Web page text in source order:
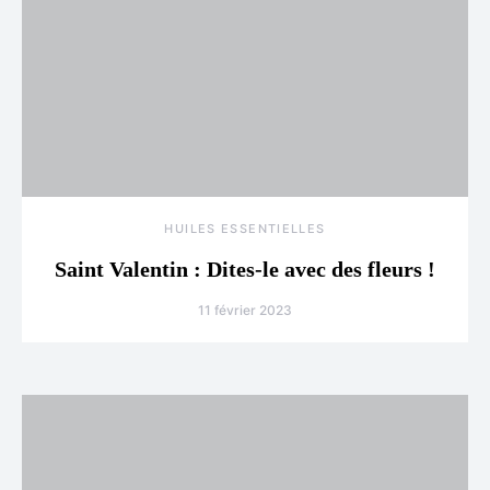
HUILES ESSENTIELLES
Saint Valentin : Dites-le avec des fleurs !
11 février 2023